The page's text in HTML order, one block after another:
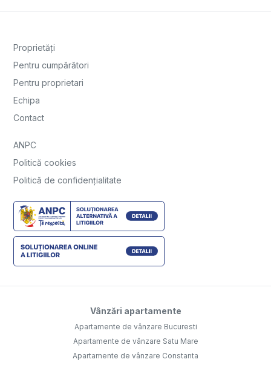
Proprietăți
Pentru cumpărători
Pentru proprietari
Echipa
Contact
ANPC
Politică cookies
Politică de confidențialitate
Vânzări apartamente
Apartamente de vânzare Bucuresti
Apartamente de vânzare Satu Mare
Apartamente de vânzare Constanta